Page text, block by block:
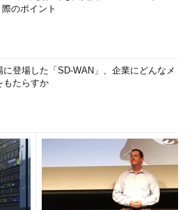
のポイント
に登場した「SD-WAN」、企業にどんなメ
もたらすか